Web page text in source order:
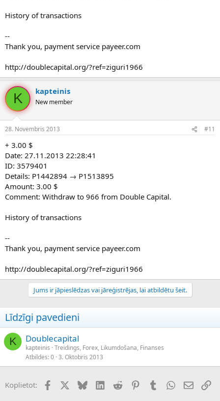
History of transactions
--
Thank you, payment service payeer.com
http://doublecapital.org/?ref=ziguri1966
K kapteinis
New member
28. Novembris 2013 #11
+ 3.00 $
Date: 27.11.2013 22:28:41
ID: 3579401
Details: P1442894 → P1513895
Amount: 3.00 $
Comment: Withdraw to 966 from Double Capital.
History of transactions
--
Thank you, payment service payeer.com
http://doublecapital.org/?ref=ziguri1966
Jums ir jāpieslēdzas vai jāreģistrējas, lai atbildētu šeit.
Līdzīgi pavedieni
K Doublecapital
kapteinis Treidings, Forex, Likumdošana, Finanses
Atbildes 0 3. Oktobris 2013
Koplietot: FacebookX (Twitter)
BlueskyLinkedInReddit PinterestTumblrWhatsApp
E-pasts